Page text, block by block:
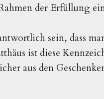
der Erfüllung
sein, dass
ist diese
aus den